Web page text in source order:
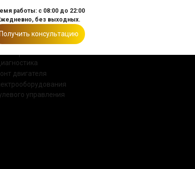
работы: с 08:00 до 22:00
без выходных.
консультацию
двигателя
управления